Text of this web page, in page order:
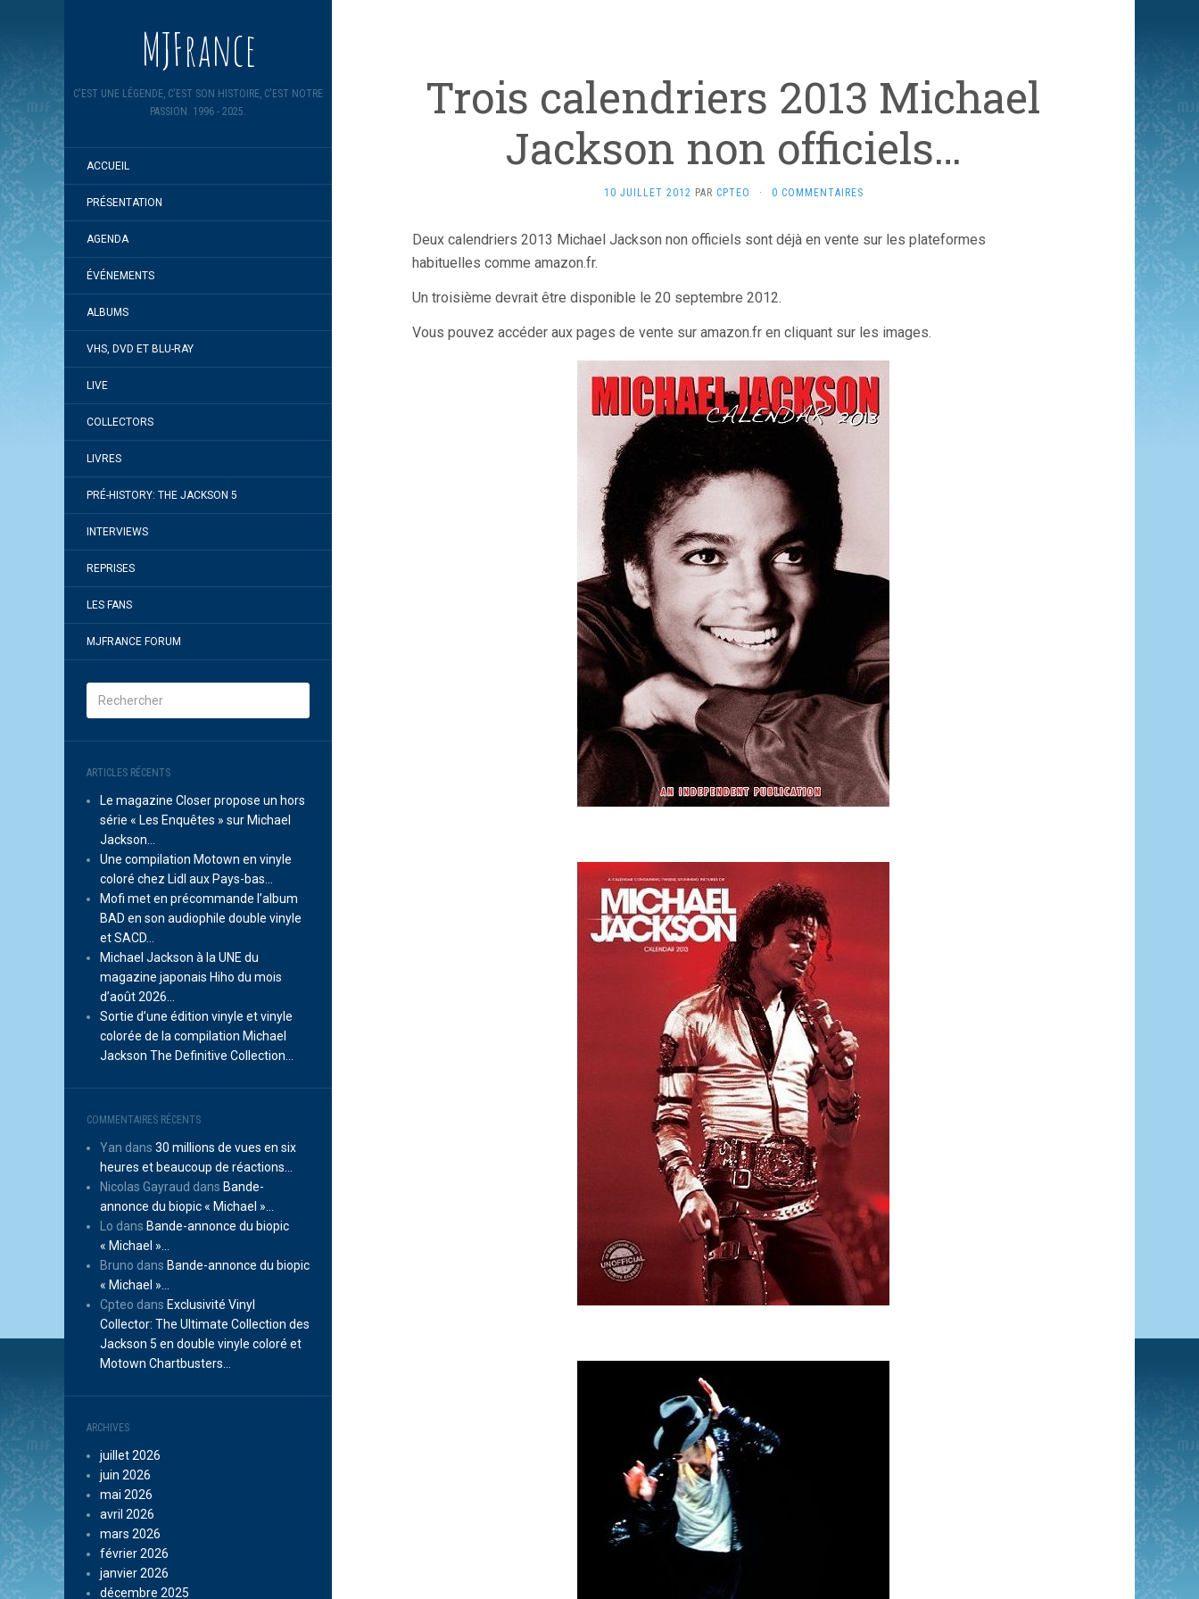
MJFrance
C'EST UNE LÉGENDE, C'EST SON HISTOIRE, C'EST NOTRE
PASSION. 1996 - 2025.
ACCUEIL
PRÉSENTATION
AGENDA
ÉVÉNEMENTS
ALBUMS
VHS, DVD ET BLU-RAY
LIVE
COLLECTORS
LIVRES
PRÉ-HISTORY: THE JACKSON 5
INTERVIEWS
REPRISES
LES FANS
MJFRANCE FORUM
ARTICLES RÉCENTS
Le magazine Closer propose un hors
série « Les Enquêtes » sur Michael
Jackson…
Une compilation Motown en vinyle
coloré chez Lidl aux Pays-bas…
Mofi met en précommande l’album
BAD en son audiophile double vinyle
et SACD…
Michael Jackson à la UNE du
magazine japonais Hiho du mois
d’août 2026…
Sortie d’une édition vinyle et vinyle
colorée de la compilation Michael
Jackson The Definitive Collection…
COMMENTAIRES RÉCENTS
Yan dans 30 millions de vues en six
heures et beaucoup de réactions…
Nicolas Gayraud dans Bande-
annonce du biopic « Michael »…
Lo dans Bande-annonce du biopic
« Michael »…
Bruno dans Bande-annonce du biopic
« Michael »…
Cpteo dans Exclusivité Vinyl
Collector: The Ultimate Collection des
Jackson 5 en double vinyle coloré et
Motown Chartbusters…
ARCHIVES
juillet 2026
juin 2026
mai 2026
avril 2026
mars 2026
février 2026
janvier 2026
décembre 2025
Trois calendriers 2013 Michael
Jackson non officiels…
10 JUILLET 2012 PAR CPTEO · 0 COMMENTAIRES
Deux calendriers 2013 Michael Jackson non officiels sont déjà en vente sur les plateformes
habituelles comme amazon.fr.
Un troisième devrait être disponible le 20 septembre 2012.
Vous pouvez accéder aux pages de vente sur amazon.fr en cliquant sur les images.